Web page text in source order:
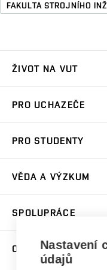
FAKULTA STROJNÍHO
ŽIVOT NA VUT
Koleje
Sport na VUT
PRO UCHAZEČE
Dny otevřených dveří
Celoživotní vzdělávání
E-přihláška
PRO STUDENTY
Harmonogram
Závěrečné práce
Doktorské studium
Zpracování osobních
Sociální bezpečí
Studium bez bariér
Podpora podnikání
VĚDA A VÝZKUM
Mezinárodní vědecká
Systém zajišťování
SPOLUPRÁCE
Firemní spolupráce
Zahraniční spolupráce
O UNIVERZITĚ
Nastavení
údajů